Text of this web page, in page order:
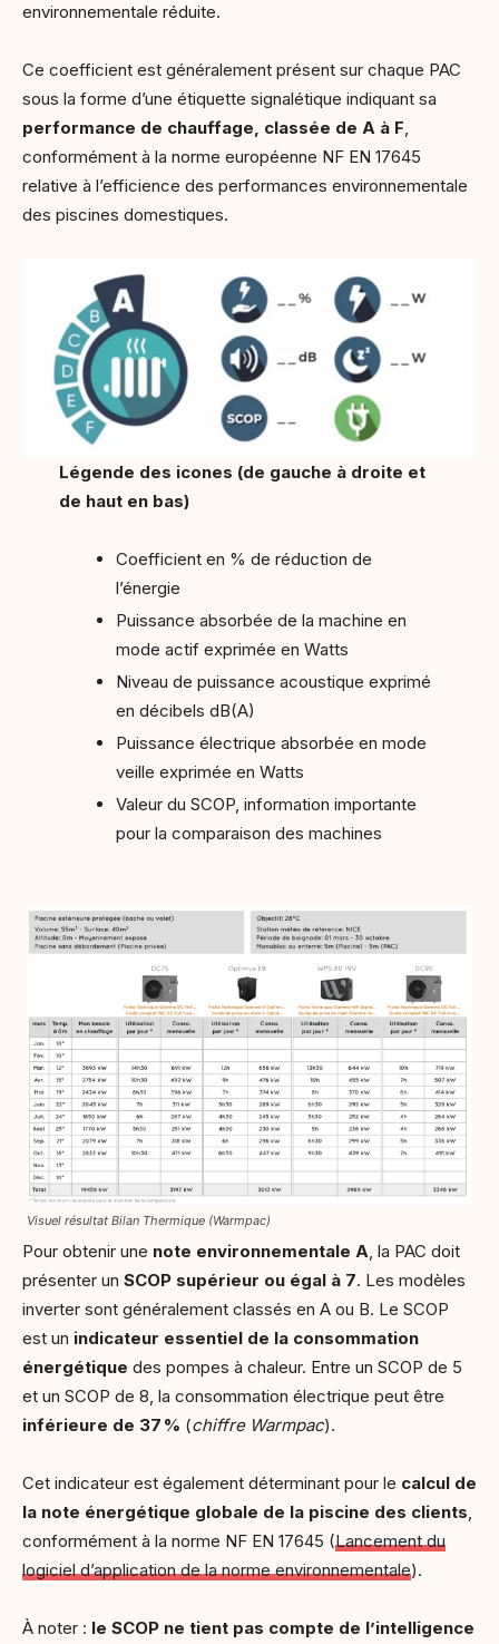
environnementale réduite.
Ce coefficient est généralement présent sur chaque PAC
sous la forme d’une étiquette signalétique indiquant sa
performance de chauffage, classée de A à F,
conformément à la norme européenne NF EN 17645
relative à l’efficience des performances environnementale
des piscines domestiques.
Légende des icones (de gauche à droite et
de haut en bas)
Coefficient en % de réduction de
l’énergie
Puissance absorbée de la machine en
mode actif exprimée en Watts
Niveau de puissance acoustique exprimé
en décibels dB(A)
Puissance électrique absorbée en mode
veille exprimée en Watts
Valeur du SCOP, information importante
pour la comparaison des machines
Visuel résultat Bilan Thermique (Warmpac)
Pour obtenir une note environnementale A, la PAC doit
présenter un SCOP supérieur ou égal à 7. Les modèles
inverter sont généralement classés en A ou B. Le SCOP
est un indicateur essentiel de la consommation
énergétique des pompes à chaleur. Entre un SCOP de 5
et un SCOP de 8, la consommation électrique peut être
inférieure de 37 % (chiffre Warmpac).
Cet indicateur est également déterminant pour le calcul de
la note énergétique globale de la piscine des clients,
conformément à la norme NF EN 17645 (Lancement du
logiciel d’application de la norme environnementale).
À noter : le SCOP ne tient pas compte de l’intelligence